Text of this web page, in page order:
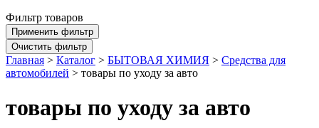
Фильтр товаров
Главная > Каталог > БЫТОВАЯ ХИМИЯ > Средства для
автомобилей > товары по уходу за авто
товары по уходу за авто